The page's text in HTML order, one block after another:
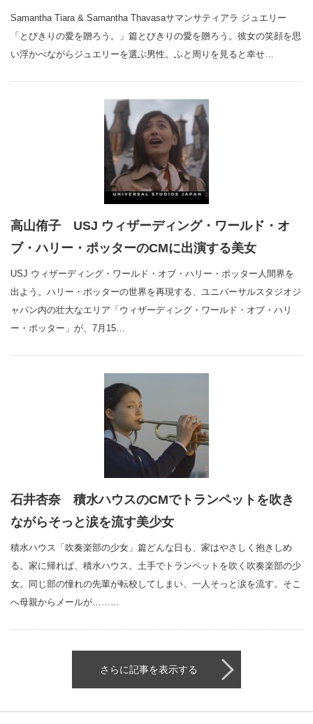
Samantha Tiara & Samantha Thavasaサマンサティアラ ジュエリー
「とびきりの愛を贈ろう。」篇とびきりの愛を贈ろう。彼女の笑顔を思
い浮かべながらジュエリーを選ぶ男性。ふと周りを見ると幸せ…
高山侑子 USJ ウィザーディング・ワールド・オ
ブ・ハリー・ポッターのCMに出演する美女
USJ ウィザーディング・ワールド・オブ・ハリー・ポッター人間界を
出よう。ハリー・ポッターの世界を再現する、ユニバーサルスタジオジ
ャパン内の壮大なエリア「ウィザーディング・ワールド・オブ・ハリ
ー・ポッター」が、7月15…
石井杏奈 積水ハウスのCMでトランペットを吹き
ながらそっと涙を流す美少女
積水ハウス「吹奏楽部の少女」篇どんな日も、家はやさしく抱きしめ
る。家に帰れば、積水ハウス。土手でトランペットを吹く吹奏楽部の少
女。同じ部の憧れの先輩が転校してしまい、一人そっと涙を流す。そこ
へ母親からメールが………
さらに記事を表示する